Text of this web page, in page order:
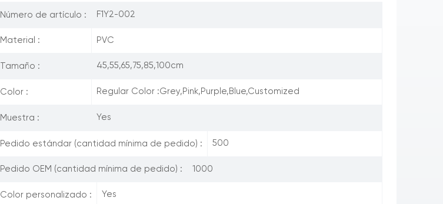
Número de artículo : F1Y2-002
Material : PVC
Tamaño : 45,55,65,75,85,100cm
Color : Regular Color :Grey,Pink,Purple,Blue,Customized
Muestra : Yes
Pedido estándar (cantidad mínima de pedido) : 500
Pedido OEM (cantidad mínima de pedido) : 1000
Color personalizado : Yes